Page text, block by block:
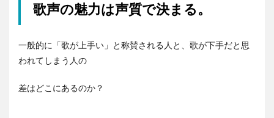
歌声の魅力は声質で決まる。
一般的に「歌が上手い」と称賛される人と、歌が下手だと思
われてしまう人の
差はどこにあるのか？